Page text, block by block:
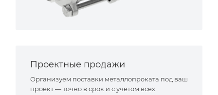
Проектные продажи
Организуем поставки металлопроката под ваш
проект — точно в срок и с учётом всех